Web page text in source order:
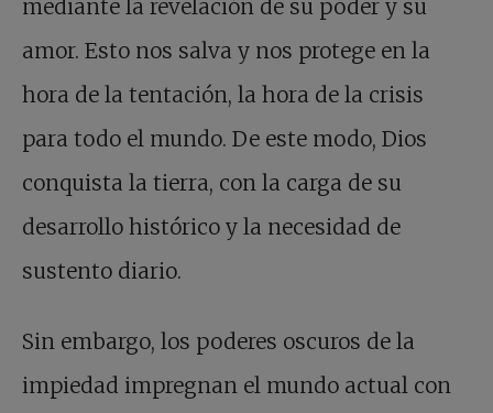
mediante la revelación de su poder y su
amor. Esto nos salva y nos protege en la
hora de la tentación, la hora de la crisis
para todo el mundo. De este modo, Dios
conquista la tierra, con la carga de su
desarrollo histórico y la necesidad de
sustento diario.
Sin embargo, los poderes oscuros de la
impiedad impregnan el mundo actual con